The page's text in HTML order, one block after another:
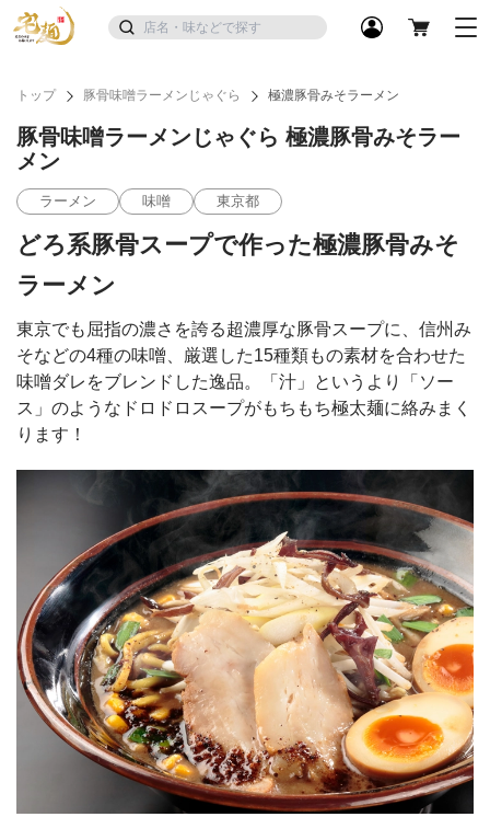
トップ 豚骨味噌ラーメンじゃぐら 極濃豚骨みそラーメン
豚骨味噌ラーメンじゃぐら 極濃豚骨みそラー
メン
ラーメン 味噌 東京都
どろ系豚骨スープで作った極濃豚骨みそ
ラーメン
東京でも屈指の濃さを誇る超濃厚な豚骨スープに、信州み
そなどの4種の味噌、厳選した15種類もの素材を合わせた
味噌ダレをブレンドした逸品。「汁」というより「ソー
ス」のようなドロドロスープがもちもち極太麺に絡みまく
ります！